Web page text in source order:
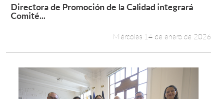
Leer más +
Directora de Promoción de la Calidad integrará
Comité...
Miércoles 14 de enero de 2026